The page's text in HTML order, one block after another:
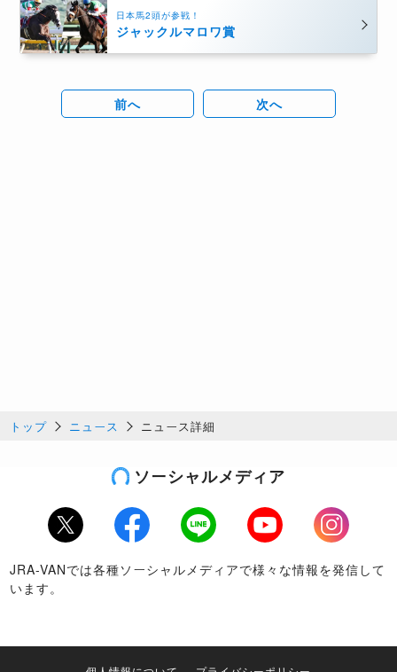
日本馬2頭が参戦！
ジャックルマロワ賞
前へ 次へ
トップ ニュース ニュース詳細
ソーシャルメディア
Twitter Facebook LINE Youtube
Instagram
JRA-VANでは各種ソーシャルメディアで様々な情報を発信して
います。